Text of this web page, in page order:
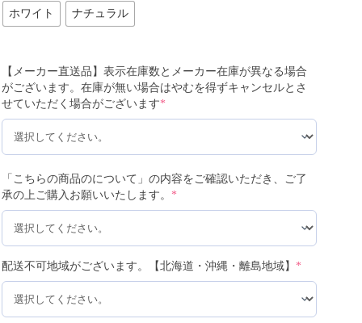
ホワイト ナチュラル
【メーカー直送品】表示在庫数とメーカー在庫が異なる場合
がございます。在庫が無い場合はやむを得ずキャンセルとさ
せていただく場合がございます*
「こちらの商品のについて」の内容をご確認いただき、ご了
承の上ご購入お願いいたします。 *
配送不可地域がございます。【北海道・沖縄・離島地域】 *